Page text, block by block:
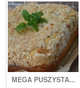
MEGA PUSZYSTA...